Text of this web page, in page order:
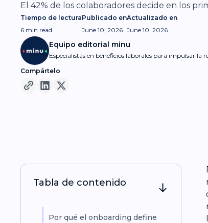
El 42% de los colaboradores decide en los
Tiempo de lectura
6 min read
Publicado en
June 10, 2026
Actualizado en
June 10, 2026
Equipo editorial minu
Especialistas en beneficios laborales para impulsar la
Compártelo
Tabla de contenido
Por qué el onboarding define